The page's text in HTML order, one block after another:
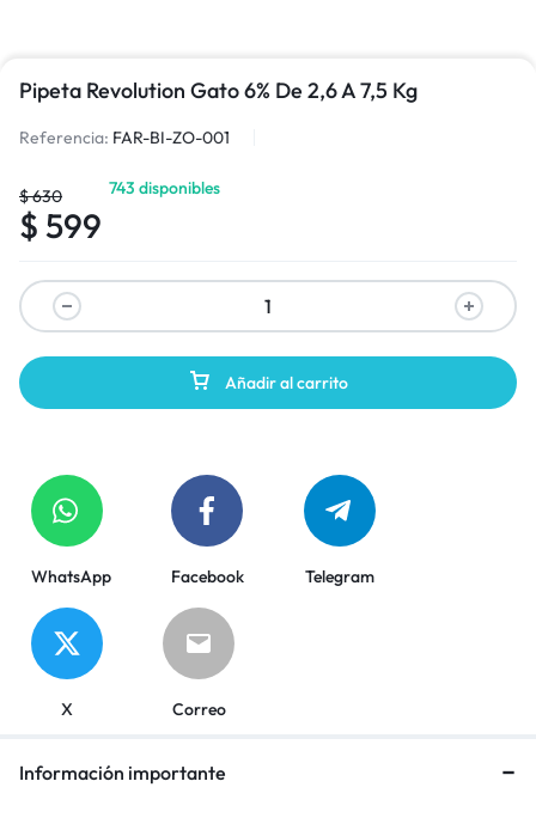
Pipeta Revolution Gato 6% De 2,6 A 7,5 Kg
Referencia: FAR-BI-ZO-001
$630
$ 599
743 disponibles
Añadir al carrito
WhatsApp Facebook Telegram
X Correo
Información importante